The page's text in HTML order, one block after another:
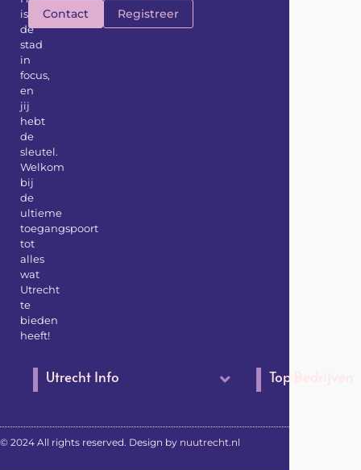
is
de
stad
in
focus,
en
jij
hebt
de
sleutel.
Welkom
bij
de
ultieme
toegangspoort
tot
alles
wat
Utrecht
te
bieden
heeft!
Contact Registreer
Utrecht Info Top Bedrijven
© 2024 All rights reserved. Design by nuutrecht.nl